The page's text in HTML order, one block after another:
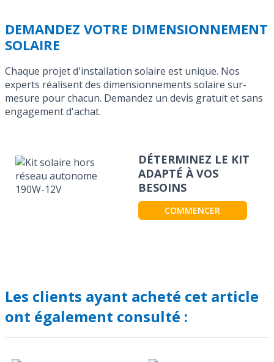
DEMANDEZ VOTRE DIMENSIONNEMENT
SOLAIRE
Chaque projet d'installation solaire est unique. Nos
experts réalisent des dimensionnements solaire sur-
mesure pour chacun. Demandez un devis gratuit et sans
engagement d'achat.
DÉTERMINEZ LE KIT
ADAPTÉ À VOS
BESOINS
COMMENCER
Les clients ayant acheté cet article
ont également consulté :